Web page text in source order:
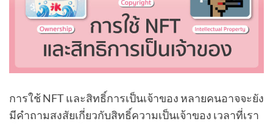
การใช้ NFT และสิทธิ์การเป็นเจ้าของ หลายคนอาจจะยัง
มีคำถามสงสัยเกี่ยวกับสิทธิ์ความเป็นเจ้าของ เวลาที่เรา